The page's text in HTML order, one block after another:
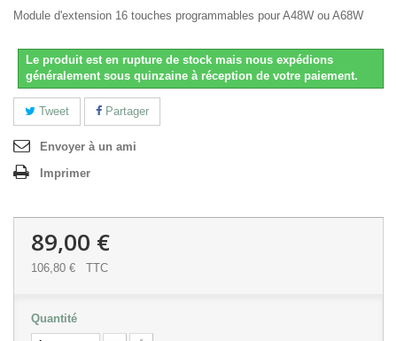
Module d'extension 16 touches programmables pour A48W ou A68W
Le produit est en rupture de stock mais nous expédions
généralement sous quinzaine à réception de votre paiement.
Tweet Partager
Envoyer à un ami
Imprimer
89,00 €
106,80 € TTC
Quantité